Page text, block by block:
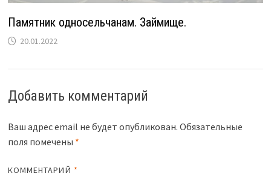
Памятник односельчанам. Займище.
20.01.2022
Добавить комментарий
Ваш адрес email не будет опубликован. Обязательные
поля помечены *
КОММЕНТАРИЙ *